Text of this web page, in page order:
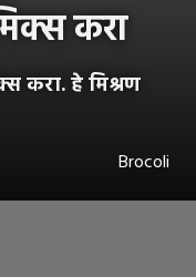
करा
करा. हे मिश्रण
Brocoli